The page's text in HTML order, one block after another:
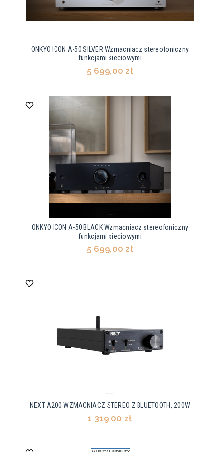
ONKYO ICON A-50 SILVER Wzmacniacz stereofoniczny
funkcjami sieciowymi
5 699,00 zł
ONKYO ICON A-50 BLACK Wzmacniacz stereofoniczny
funkcjami sieciowymi
5 699,00 zł
NEXT A200 WZMACNIACZ STEREO Z BLUETOOTH, 200W
1 319,00 zł